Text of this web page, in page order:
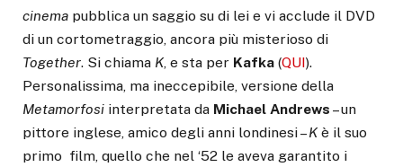
cinema pubblica un saggio su di lei e vi acclude il DVD
di un cortometraggio, ancora più misterioso di
Together. Si chiama K, e sta per Kafka (QUI).
Personalissima, ma ineccepibile, versione della
Metamorfosi interpretata da Michael Andrews – un
pittore inglese, amico degli anni londinesi –Kè il suo
primo film, quello che nel ‘52 le aveva garantito i